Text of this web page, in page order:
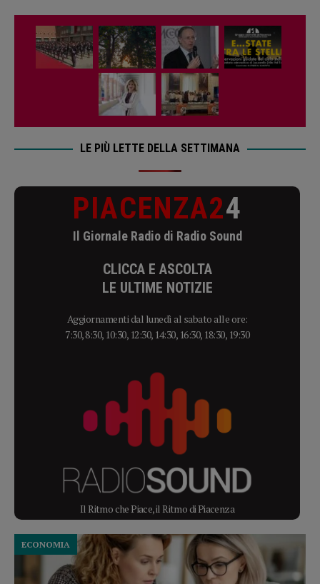
LE PIÙ LETTE DELLA SETTIMANA
PIACENZA24
Il Giornale Radio di Radio Sound
CLICCA E ASCOLTA
LE ULTIME NOTIZIE
Aggiornamenti dal lunedì al sabato alle ore:
7:30, 8:30, 10:30, 12:30, 14:30, 16:30, 18:30, 19:30
Il Ritmo che Piace, il Ritmo di Piacenza
ECONOMIA